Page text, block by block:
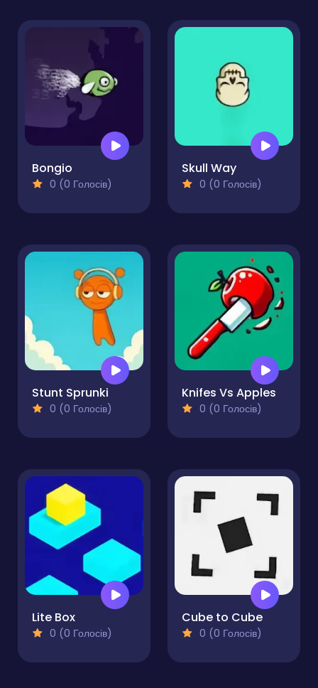
Bongio
0 (0 Голосів)
Skull Way
0 (0 Голосів)
Stunt Sprunki
0 (0 Голосів)
Knifes Vs Apples
0 (0 Голосів)
Lite Box
0 (0 Голосів)
Cube to Cube
0 (0 Голосів)